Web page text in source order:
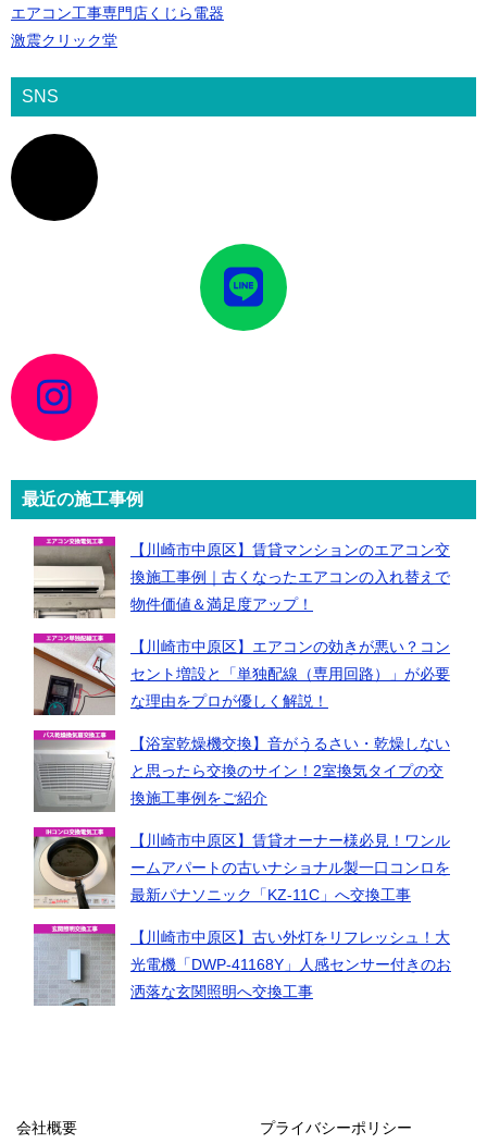
エアコン工事専門店くじら電器
激震クリック堂
SNS
イ
コ
ン
リ
イ
コ
ン
リ
イ
コ
ン
リ
最近の施工事例
【川崎市中原区】賃貸マンションのエアコン交
換施工事例｜古くなったエアコンの入れ替えで
物件価値＆満足度アップ！
【川崎市中原区】エアコンの効きが悪い？コン
セント増設と「単独配線（専用回路）」が必要
な理由をプロが優しく解説！
【浴室乾燥機交換】音がうるさい・乾燥しない
と思ったら交換のサイン！2室換気タイプの交
換施工事例をご紹介
【川崎市中原区】賃貸オーナー様必見！ワンル
ームアパートの古いナショナル製一口コンロを
最新パナソニック「KZ-11C」へ交換工事
【川崎市中原区】古い外灯をリフレッシュ！大
光電機「DWP-41168Y」人感センサー付きのお
洒落な玄関照明へ交換工事
会社概要 プライバシーポリシー